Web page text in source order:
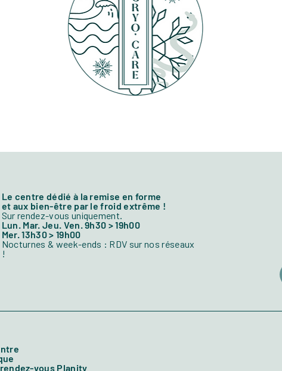
Le centre dédié à la remise en forme
et aux bien-être par le froid extrême !
Sur rendez-vous uniquement.
Lun. Mar. Jeu. Ven. 9h30 > 19h00
Mer. 13h30 > 19h00
Nocturnes & week-ends : RDV sur nos réseaux
!
vous Planity